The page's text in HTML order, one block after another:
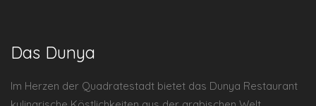
Das Dunya
Im Herzen der Quadratestadt bietet das Dunya Restaurant